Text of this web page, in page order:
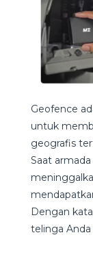
Geofence
untuk
geografis
Saat
Dengan
telinga Anda